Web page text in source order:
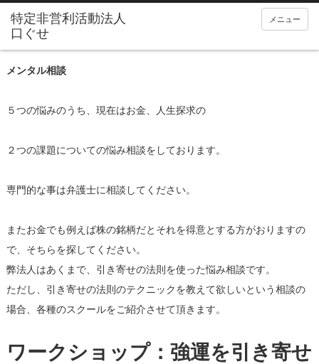
メニュー
メンタル相談
５つの悩みのうち、現在はお金、人生探求の
２つの課題についての悩み相談をしております。
専門的な事は弁護士に相談してください。
またお金でも例えば株の銘柄だとそれを得意とする方がおりますの
で、そちらを探してください。
弊法人はあくまで、引き寄せの法則を使った悩み相談です。
ただし、引き寄せの法則のテクニックを教えて欲しいという相談の
場合、各種のスクールをご紹介させて頂きます。
ワークショップ：強運を引き寄せ